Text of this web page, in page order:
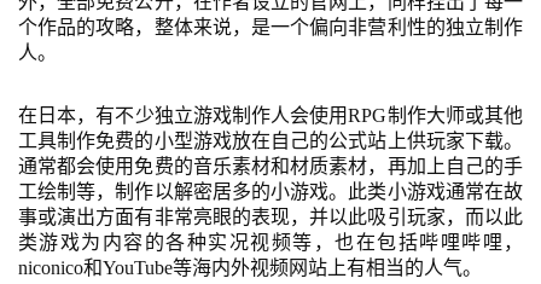
0
日
游
茶
对
接
个作品的攻略，整体来说，是一个偏向非营利性的独立制作
人。
在日本，有不少独立游戏制作人会使用RPG制作大师或其他
工具制作免费的小型游戏放在自己的公式站上供玩家下载。
通常都会使用免费的音乐素材和材质素材，再加上自己的手
工绘制等，制作以解密居多的小游戏。此类小游戏通常在故
事或演出方面有非常亮眼的表现，并以此吸引玩家，而以此
类游戏为内容的各种实况视频等，也在包括哔哩哔哩，
niconico和YouTube等海内外视频网站上有相当的人气。